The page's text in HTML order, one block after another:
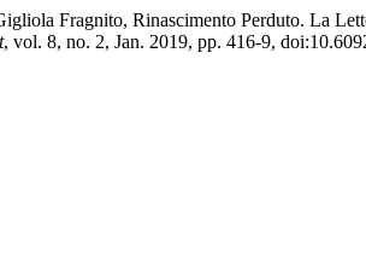
Fragnito, Rinascimento Perduto. La
, vol. 8, no. 2, Jan. 2019, pp. 416-9,